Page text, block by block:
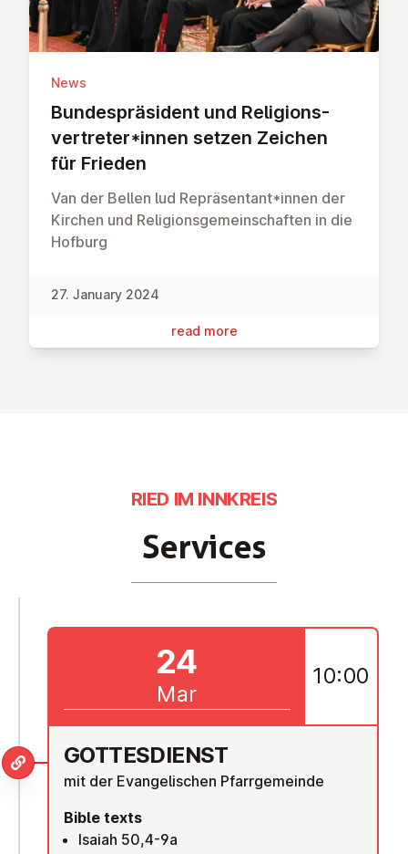
News
Bunde­spräsid­ent und Re­li­gions­
ver­treter*innen setzen Zeichen
für Frieden
Van der Bellen lud Repräsentant*innen der
Kirchen und Religionsgemeinschaften in die
Hofburg
27. January 2024
read more
Services
RIED IM INNKREIS
GOTTES­DI­ENST
mit der Evangelischen Pfarrgemeinde
Bible texts
Isaiah 50,4-9a
24
Mar
10:00